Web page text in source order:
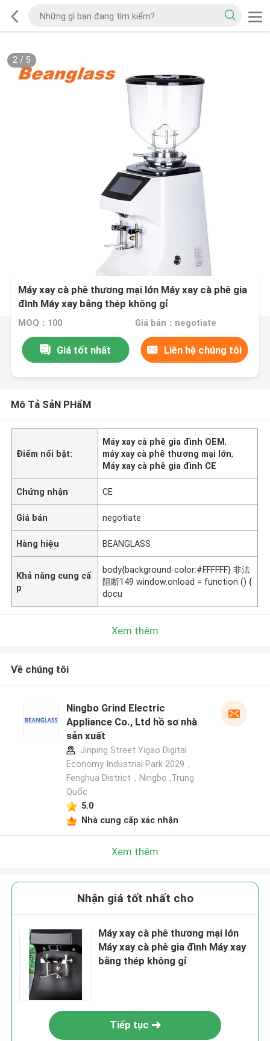
2/ 5
Máy xay cà phê thương mại lớn Máy xay cà phê gia
đình Máy xay bằng thép không gỉ
MOQ：100 Giá bán：negotiate
Giá tốt nhất Liên hệ chúng tôi
Mô Tả SảN PHẩM
Điểm nổi bật:
Máy xay cà phê gia đình OEM,
máy xay cà phê thương mại lớn,
Máy xay cà phê gia đình CE
Chứng nhận CE
Giá bán negotiate
Hàng hiệu BEANGLASS
Khả năng cung cấ
p
body{background-color:#FFFFFF} 非法
阻断149 window.onload = function () {
docu
Xem thêm
Về chúng tôi
Ningbo Grind Electric
Appliance Co., Ltd hồ sơ nhà
sản xuất
Jinping Street Yigao Digital
Economy Industrial Park 2029，
Fenghua District，Ningbo ,Trung
Quốc
5.0
Nhà cung cấp xác nhận
Xem thêm
Nhận giá tốt nhất cho
Máy xay cà phê thương mại lớn
Máy xay cà phê gia đình Máy xay
bằng thép không gỉ
Tiếp tục